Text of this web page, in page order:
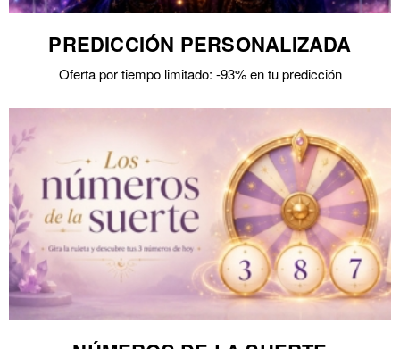
PREDICCIÓN PERSONALIZADA
Oferta por tiempo limitado: -93% en tu predicción